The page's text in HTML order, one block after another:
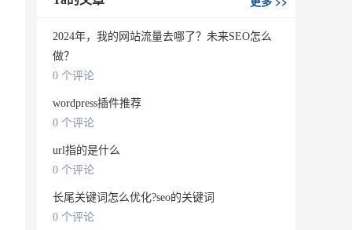
2024年，我的网站流量去哪了？未来SEO怎么
做？
0 个评论
wordpress插件推荐
0 个评论
url指的是什么
0 个评论
长尾关键词怎么优化?seo的关键词
0 个评论